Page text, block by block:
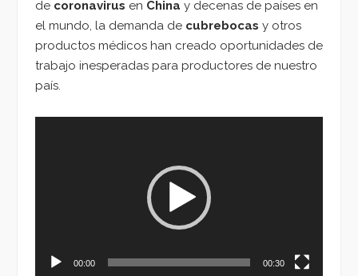
de coronavirus en China y decenas de países en
el mundo, la demanda de cubrebocas y otros
productos médicos han creado oportunidades de
trabajo inesperadas para productores de nuestro
país.
00:00 00:30